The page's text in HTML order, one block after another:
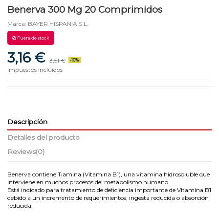
Benerva 300 Mg 20 Comprimidos
Marca: BAYER HISPANIA S.L.
Fuera de stock
3,16 € 3,51 € -10%
Impuestos incluidos
Descripción
Detalles del producto
Reviews(0)
Benerva contiene Tiamina (Vitamina B1), una vitamina hidrosoluble que
interviene en muchos procesos del metabolismo humano.
Está indicado para tratamiento de deficiencia importante de Vitamina B1
debido a un incremento de requerimientos, ingesta reducida o absorción
reducida.